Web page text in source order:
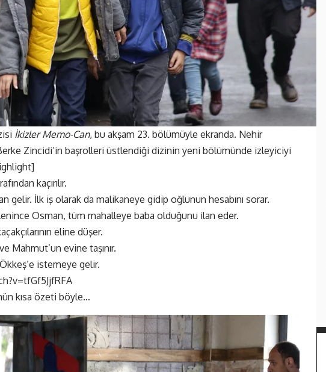
İkizler Memo-Can, bu akşam 23. bölümüyle ekranda. Nehir
Zincidi’in başrolleri üstlendiği dizinin yeni bölümünde izleyiciyi
kaçırılır.
gelir. İlk iş olarak da malikaneye gidip oğlunun hesabını sorar.
Osman, tüm mahalleye baba olduğunu ilan eder.
eline düşer.
Mahmut’un evine taşınır.
istemeye gelir.
kısa özeti böyle…